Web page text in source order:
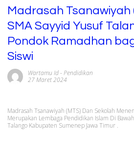
Madrasah Tsanawiyah
SMA Sayyid Yusuf
Pondok Ramadhan
Siswi
Wartamu Id- Pendidikan
27 Maret 2024
Madrasah Tsanawiyah (MTS) Dan Sekolah
Merupakan Lembaga Pendidikan Islam Di
Talango Kabupaten Sumenep Jawa Timur .